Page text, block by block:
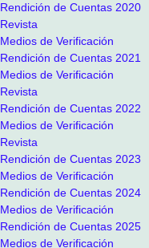
Rendición de Cuentas 2020
Revista
Medios de Verificación
Rendición de Cuentas 2021
Medios de Verificación
Revista
Rendición de Cuentas 2022
Medios de Verificación
Revista
Rendición de Cuentas 2023
Medios de Verificación
Rendición de Cuentas 2024
Medios de Verificación
Rendición de Cuentas 2025
Medios de Verificación